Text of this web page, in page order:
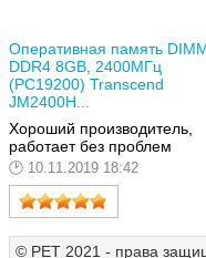
Оперативная память
DDR4 8GB, 2400МГц
(PC19200) Transcend
JM2400H...
Хороший производитель,
работает без проблем
10.11.2019 18:42
© РЕТ 2021 - права